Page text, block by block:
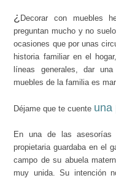
¿ Decorar con muebles
preguntan mucho y no
ocasiones que por unas
historia familiar en el
líneas generales, dar
muebles de la familia es
Déjame que te cuente una
En una de las
propietaria guardaba en el
campo de su abuela
muy unida. Su intención